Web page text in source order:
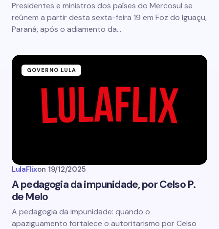
Presidentes e ministros dos países do Mercosul se
reúnem a partir desta sexta-feira 19 em Foz do Iguaçu,
Paraná, após o adiamento da…
GOVERNO LULA
LulaFlixon 19/12/2025
A pedagogia da impunidade, por Celso P.
de Melo
A pedagogia da impunidade: quando o
apaziguamento fortalece o autoritarismo por Celso